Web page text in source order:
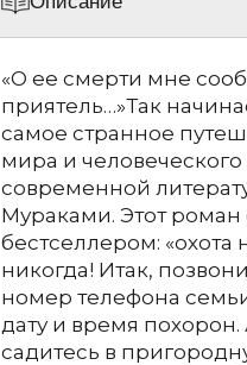
«О ее смерти мне
приятель…»Так
самое странное
мира и
современной
Мураками. Этот
бестселлером: «охота
никогда! Итак,
номер телефона
дату и время
садитесь в